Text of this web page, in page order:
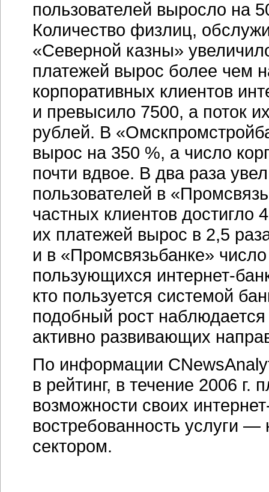
пользователей выросло на
Количество физлиц,
«Северной казны»
платежей вырос более чем
корпоративных клиентов
и превысило 7500, а поток
рублей. В
вырос на 350 %, а число
почти вдвое. В два раза
пользователей в
частных клиентов
их платежей вырос в 2,5
и в «Промсвязьбанке»
пользующихся интернет-
кто пользуется системой
подобный рост
активно развивающих
По информации
в рейтинг, в течение 2006
возможности своих
востребованность услуги
сектором.